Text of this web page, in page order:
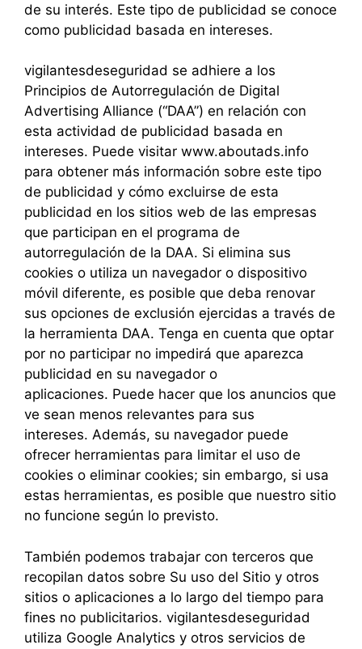
de su interés. Este tipo de publicidad se conoce
como publicidad basada en intereses.
vigilantesdeseguridad se adhiere a los
Principios de Autorregulación de Digital
Advertising Alliance (“DAA”) en relación con
esta actividad de publicidad basada en
intereses. Puede visitar www.aboutads.info
para obtener más información sobre este tipo
de publicidad y cómo excluirse de esta
publicidad en los sitios web de las empresas
que participan en el programa de
autorregulación de la DAA. Si elimina sus
cookies o utiliza un navegador o dispositivo
móvil diferente, es posible que deba renovar
sus opciones de exclusión ejercidas a través de
la herramienta DAA. Tenga en cuenta que optar
por no participar no impedirá que aparezca
publicidad en su navegador o
aplicaciones. Puede hacer que los anuncios que
ve sean menos relevantes para sus
intereses. Además, su navegador puede
ofrecer herramientas para limitar el uso de
cookies o eliminar cookies; sin embargo, si usa
estas herramientas, es posible que nuestro sitio
no funcione según lo previsto.
También podemos trabajar con terceros que
recopilan datos sobre Su uso del Sitio y otros
sitios o aplicaciones a lo largo del tiempo para
fines no publicitarios. vigilantesdeseguridad
utiliza Google Analytics y otros servicios de